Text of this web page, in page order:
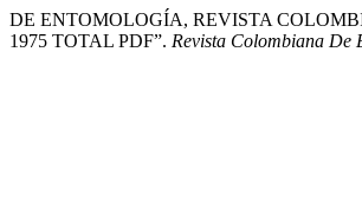
DE ENTOMOLOGÍA, REVISTA
1975 TOTAL PDF”. Revista Colombiana De